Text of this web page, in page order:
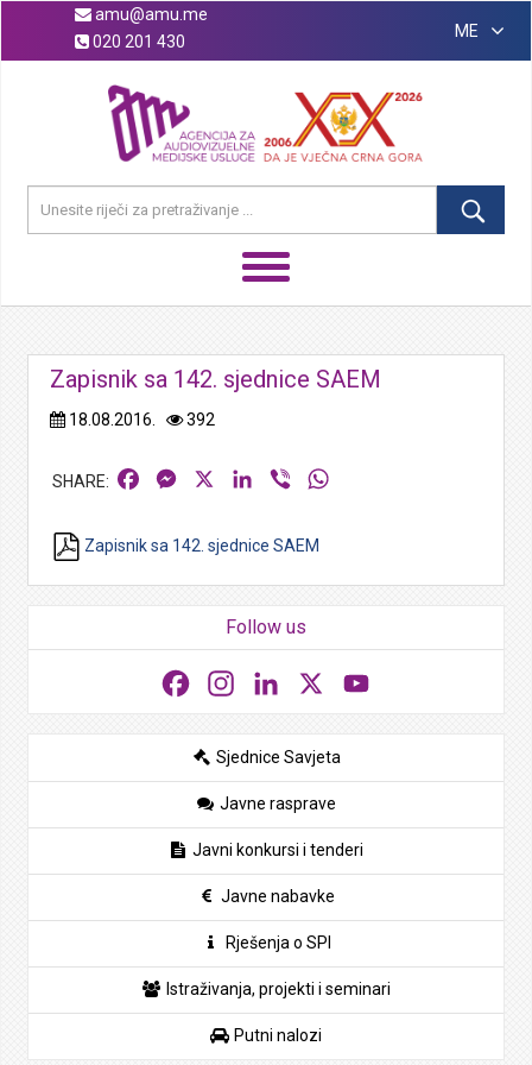
amu@amu.me
020 201 430
ME
Zapisnik sa 142. sjednice SAEM
18.08.2016. 392
FacebookMessengerLinkedIn
Viber
Zapisnik sa 142. sjednice SAEM
Follow us
FacebookInstagramLinkedIn
Sjednice Savjeta
Javne rasprave
Javni konkursi i tenderi
Javne nabavke
Rješenja o SPI
Istraživanja, projekti i seminari
Putni nalozi